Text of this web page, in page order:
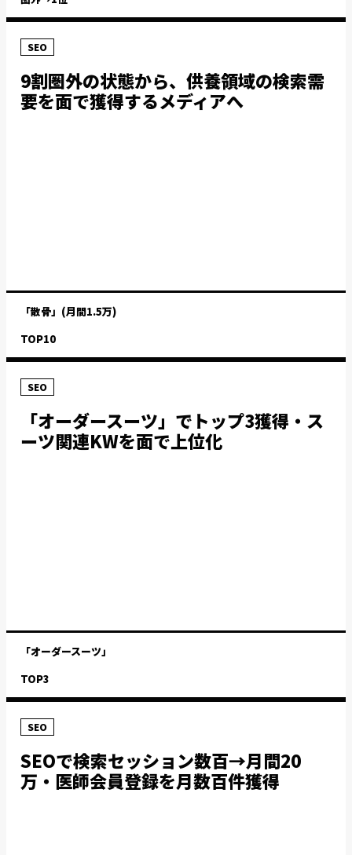
SEO
9割圏外の状態から、供養領域の検索需
要を面で獲得するメディアへ
「散骨」(月間1.5万)
TOP10
SEO
「オーダースーツ」でトップ3獲得・ス
ーツ関連KWを面で上位化
「オーダースーツ」
TOP3
SEO
SEOで検索セッション数百→月間20
万・医師会員登録を月数百件獲得